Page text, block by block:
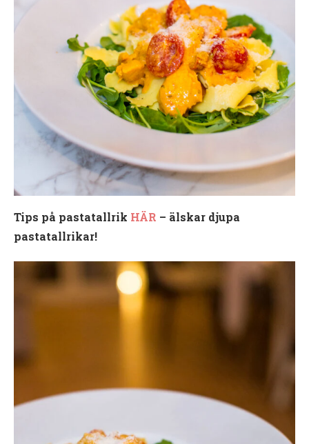
Tips på pastatallrik HÄR – älskar djupa
pastatallrikar!